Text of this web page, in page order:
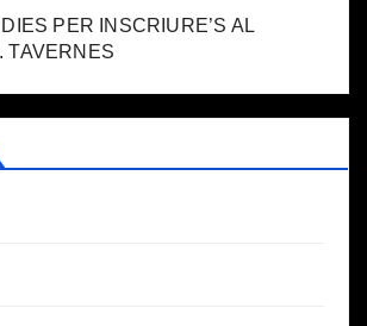
PER INSCRIURE’S AL
TAVERNES